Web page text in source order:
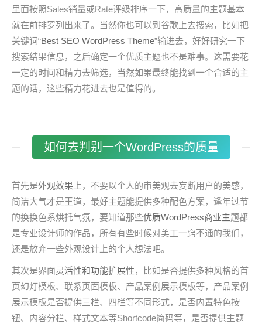
里面按照Sales销量或Rate评级排序一下，高质量的主题基本
就在前排罗列出来了。当然你也可以到谷歌上去搜索，比如把
关键词“Best SEO WordPress Theme”输进去，好好研究一下
搜索结果信息，之后确定一个优质主题也不是难事。这需要花
一定的时间和精力去筛选，当然如果最终能找到一个合适的主
题的话，这些精力花进去也是值得的。
如何去判别一个WordPress的质量
首先是外观效果 上，不要以个人的审美观去妄断用户的美感，
简洁大气才是王道，最好主题能提供多种配色方案，逢年过节
的换换色系烘托气氛，要知道那些优质WordPress商业主题都
是专业设计师的作品，所有有些时候对美工一窍不通的我们，
还是放弃一些外观设计上的个人想法吧。
其次是界面灵活性和功能扩展性，比如是否提供多种风格的首
页幻灯模板、联系页面模板、产品案例展示模板等，产品案例
展示模板是否提供三栏、四栏等不同形式，是否内置特色按
钮、内容分栏、样式文本等Shortcode简码等，是否提供主题